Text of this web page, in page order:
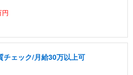
円
ェック/月給30万以上可